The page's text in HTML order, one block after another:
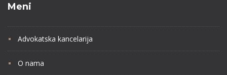
Meni
Advokatska kancelarija
O nama